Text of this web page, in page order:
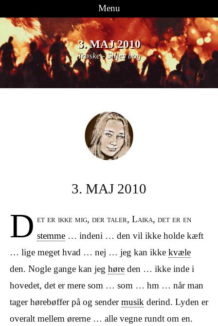
Menu
Videre til indhold
3. MAJ 2010
Trøske-Siljes bog
3. MAJ 2010
D et er ikke mig, der taler, Laika, det er en
stemme … indeni … den vil ikke holde kæft
… lige meget hvad … nej … jeg kan ikke kvæle
den. Nogle gange kan jeg høre den … ikke inde i
hovedet, det er mere som … som … hm … når man
tager hørebøffer på og sendermusik derind. Lyden er
overalt mellem ørerne … alle vegne rundt om en.